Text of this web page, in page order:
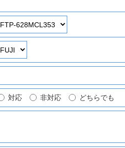
対応 非対応 どちらでも